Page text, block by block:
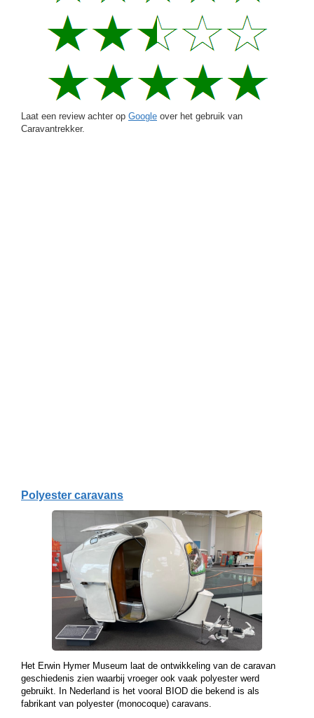
Laat een review achter op Google over het gebruik van
Caravantrekker.
Polyester caravans
Het Erwin Hymer Museum laat de ontwikkeling van de caravan
geschiedenis zien waarbij vroeger ook vaak polyester werd
gebruikt. In Nederland is het vooral BIOD die bekend is als
fabrikant van polyester (monocoque) caravans.